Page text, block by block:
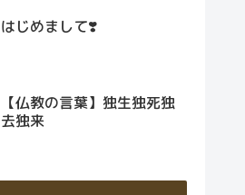
はじめまして❣️
【仏教の言葉】独生独死独
去独来